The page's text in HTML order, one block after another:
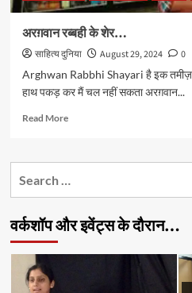
अरग़वान रब्बही के शेर…
साहित्य दुनिया August 29, 2024
0
Arghwan Rabbhi Shayari है इक तमीज़
हाथ पकड़ कर मैं चल नहीं सकता अरग़वान...
Read MoreRead
अरग़वान
वर्कशॉप और इवेंट्स के दौरान…